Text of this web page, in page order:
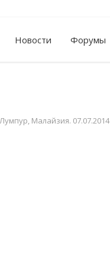
Новости Форумы
Малайзия. 07.07.2014